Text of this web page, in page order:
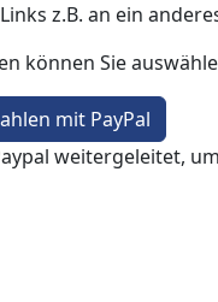
z.B. an ein
können Sie
mit PayPal
weitergeleitet,